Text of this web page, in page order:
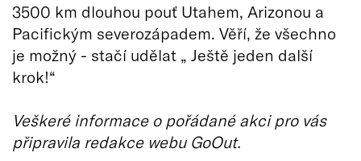
3500 km dlouhou pouť Utahem, Arizonou a
Pacifickým severozápadem. Věří, že všechno
je možný - stačí udělat „ Ještě jeden další
krok!“
Veškeré informace o pořádané akci pro vás
připravila redakce webu GoOut.